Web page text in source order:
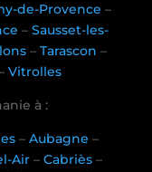
de-Provence –
–Sausset-les-
– Tarascon –
Vitrolles
à :
–Aubagne –
Air –Cabriès –